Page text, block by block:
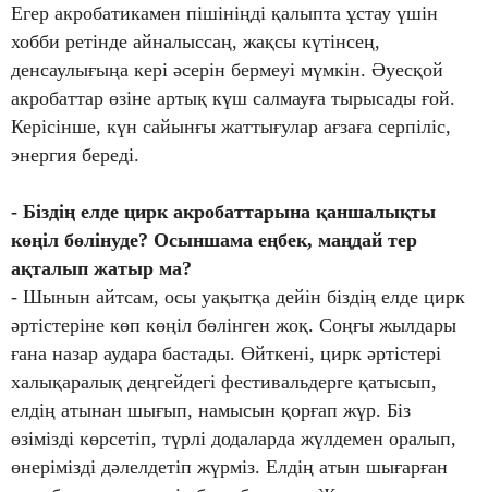
Егер акробатикамен пішініңді қалыпта ұстау үшін
хобби ретінде айналыссаң, жақсы күтінсең,
денсаулығыңа кері әсерін бермеуі мүмкін. Әуесқой
акробаттар өзіне артық күш салмауға тырысады ғой.
Керісінше, күн сайынғы жаттығулар ағзаға серпіліс,
энергия береді.
- Біздің елде цирк акробаттарына қаншалықты
көңіл бөлінуде? Осыншама еңбек, маңдай тер
ақталып жатыр ма?
- Шынын айтсам, осы уақытқа дейін біздің елде цирк
әртістеріне көп көңіл бөлінген жоқ. Соңғы жылдары
ғана назар аудара бастады. Өйткені, цирк әртістері
халықаралық деңгейдегі фестивальдерге қатысып,
елдің атынан шығып, намысын қорғап жүр. Біз
өзімізді көрсетіп, түрлі додаларда жүлдемен оралып,
өнерімізді дәлелдетіп жүрміз. Елдің атын шығарған